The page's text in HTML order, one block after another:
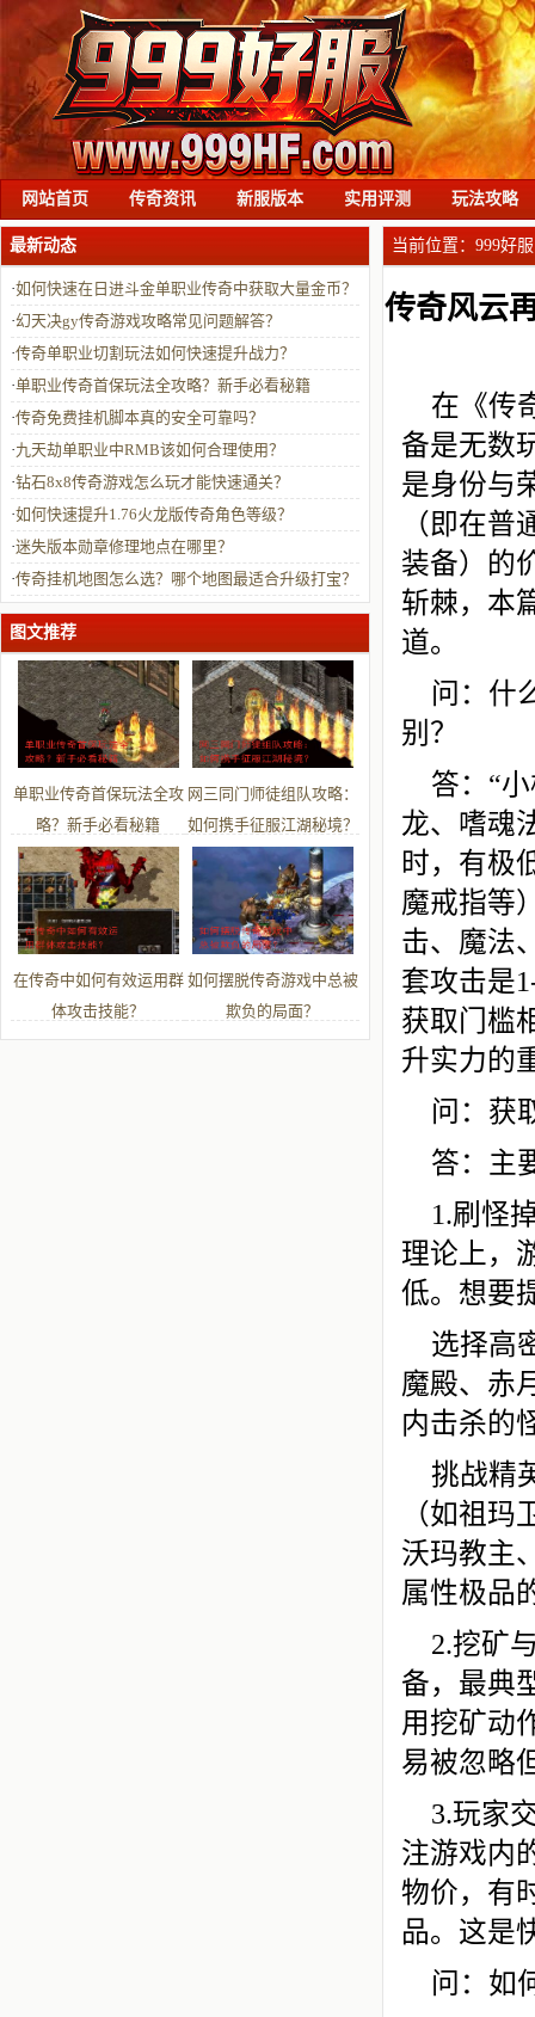
网站首页 传奇资讯 新服版本 实用评测 玩法攻略
当前位置： 999好服
传奇风云
在《传
备是无数
是身份与
（即在
装备）的
斩棘，本
道。
问：什
别？
答：“
龙、嗜魂
时，有极
魔戒指等
击、魔法
套攻击是
获取门槛
升实力的
问：获
答：主
1.刷怪
理论上，
低。想要
选择高
魔殿、赤
内击杀的
挑战精
（如祖
沃玛教主
属性极品
2.挖矿
备，最典
用挖矿动
易被忽略
3.玩家
注游戏内
物价，有
品。这是
问：如
最新动态
·如何快速在日进斗金单职业传奇中获取大量金币？
·幻天决gy传奇游戏攻略常见问题解答？
·传奇单职业切割玩法如何快速提升战力？
·单职业传奇首保玩法全攻略？新手必看秘籍
·传奇免费挂机脚本真的安全可靠吗？
·九天劫单职业中RMB该如何合理使用？
·钻石8x8传奇游戏怎么玩才能快速通关？
·如何快速提升1.76火龙版传奇角色等级？
·迷失版本勋章修理地点在哪里？
·传奇挂机地图怎么选？哪个地图最适合升级打宝？
图文推荐
单职业传奇首保玩法全攻
略？新手必看秘籍
网三同门师徒组队攻略：
如何携手征服江湖秘境？
在传奇中如何有效运用群
体攻击技能？
如何摆脱传奇游戏中总被
欺负的局面？